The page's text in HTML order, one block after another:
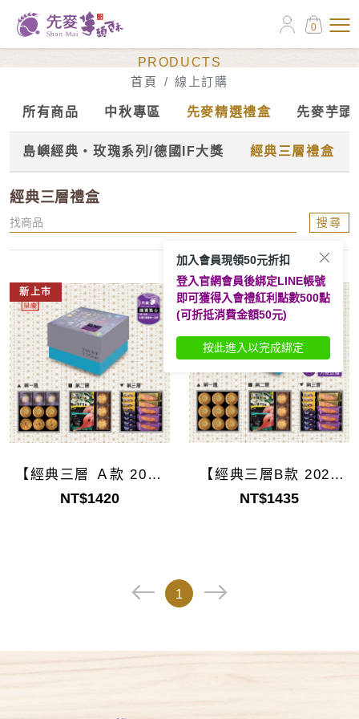
0
PRODUCTS
首頁
線上訂購
所有商品 中秋專區 先麥精選禮盒 先麥芋頭
島嶼經典‧玫瑰系列/德國IF大獎 經典三層禮盒
經典三層禮盒
搜尋
新上市
【經典三層 Ａ款 2025
Ver.】
NT$1420
新上市
【經典三層B款 2025
Ver.】
NT$1435
1
加入會員現領50元折扣
登入官網會員後綁定LINE帳號
即可獲得入會禮紅利點數500點
(可折抵消費金額50元)
按此進入以完成綁定